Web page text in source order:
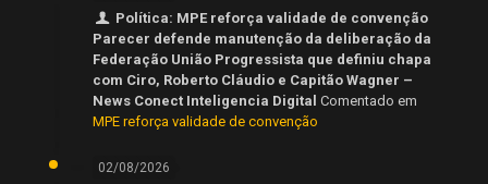
Política: MPE reforça validade de convenção
Parecer defende manutenção da deliberação da
Federação União Progressista que definiu chapa
com Ciro, Roberto Cláudio e Capitão Wagner –
News Conect Inteligencia Digital Comentado em
MPE reforça validade de convenção
02/08/2026